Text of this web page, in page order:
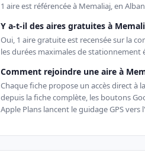
1 aire est référencée à Memaliaj, en
Y a-t-il des aires gratuites à
Oui, 1 aire gratuite est recensée sur la
les durées maximales de stationnement
Comment rejoindre une aire à
Chaque fiche propose un accès direct à
depuis la fiche complète, les boutons
Apple Plans lancent le guidage GPS vers